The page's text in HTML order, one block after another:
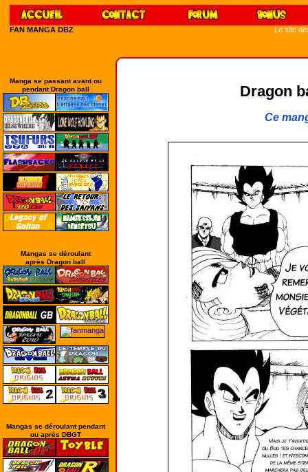
FAN MANGA DBZ Le site
Manga se passant avant ou
pendant Dragon ball
Mangas se déroulant
après Dragon ball
Mangas se déroulant pendant
ou après DBGT
Dragon
Ce